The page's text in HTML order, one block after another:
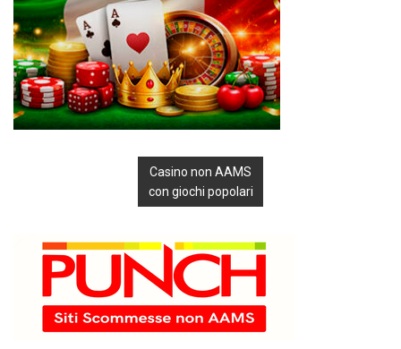
Casino non AAMS
con giochi popolari